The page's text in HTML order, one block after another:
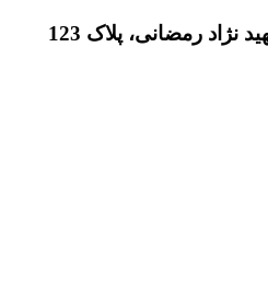
نژاد رمضانی، پلاک 123